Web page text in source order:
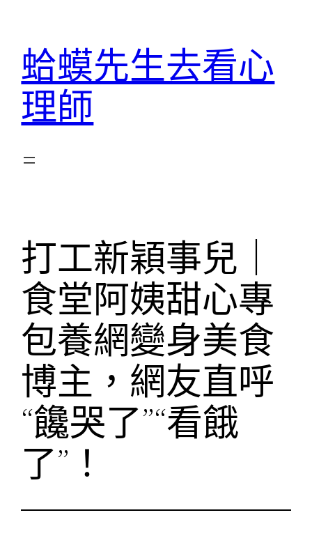
蛤蟆先生去看心
理師
打工新穎事兒｜
食堂阿姨甜心專
包養網變身美食
博主，網友直呼
“饞哭了”“看餓
了”！